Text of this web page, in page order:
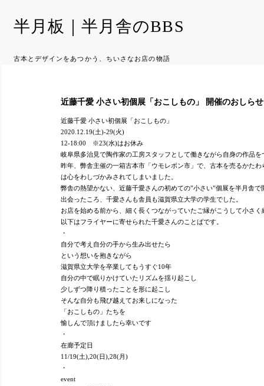
半月板｜半月舎のBBS
古本とデザインをあつかう、ちいさなお店の物語
近藤千愛 小さい初個展「おこしもの」 開催のおしらせ
近藤千愛 小さい初個展「おこしもの」
2020.12.19(土)-29(火)
12-18:00 ※23(水)はお休み
岐阜県多治見で陶作家の工房スタッフとして働きながら自身の作品
昨年、弊舎主催の一箱古本市「ウモレボン市」で、古本を売るかた
は心をわしづかみされてしまいました。
弊舎の熱望かない、近藤千愛さんの初めての”小さい”個展を半月舎で
出会ったころ、千愛さんも舎員も滋賀県立大学の学生でした。
お店を始める前から、細く長くつながっていたご縁がこうして小さ
以下はフライヤーに寄せられた千愛さんのことばです。
・
自分で考え自分の手から生み出せたら
という想いを抱きながら
滋賀県立大学を卒業してもうすぐ10年
自分の中で眠りかけていたリズムを揺り起こし
少しずつ降り積ったことを形に起こし
そんな自分も飛び越えてお来しになった
「おこしもの」たちを
愉しんで頂けましたら幸いです
・
在廊予定日
11/19(土),20(日),28(月)
・
event